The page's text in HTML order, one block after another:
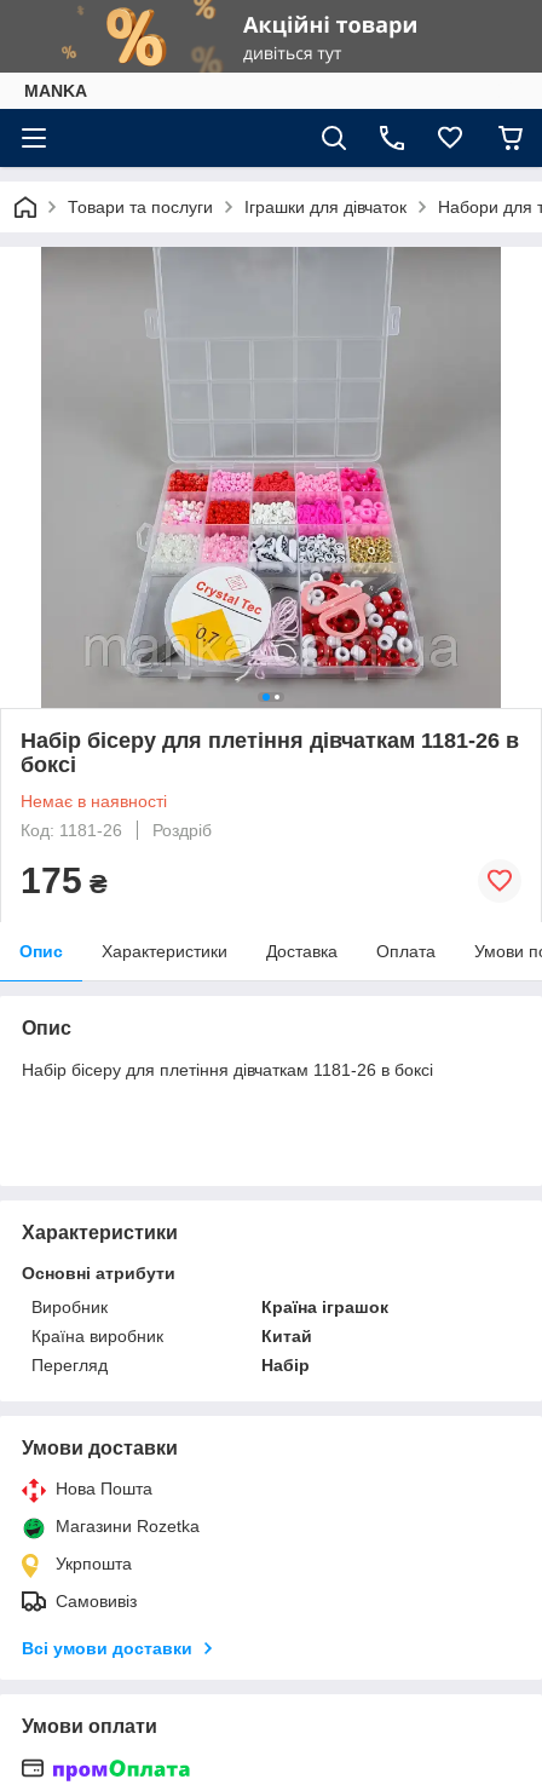
МАNKА
Товари та послуги Іграшки для дівчаток Набори для
Набір бісеру для плетіння дівчаткам 1181-26 в
боксі
Немає в наявності
Код: 1181-26
Роздріб
175 ₴
Опис Характеристики Доставка Оплата Умови
Опис
Набір бісеру для плетіння дівчаткам 1181-26 в боксі
Характеристики
Основні атрибути
Виробник
Країна іграшок
Країна виробник
Китай
Перегляд
Набір
Умови доставки
Нова Пошта
Магазини Rozetka
Укрпошта
Самовивіз
Всі умови доставки
Умови оплати